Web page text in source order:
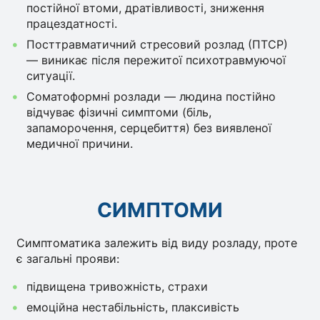
постійної втоми, дратівливості, зниження
працездатності.
Посттравматичний стресовий розлад (ПТСР)
— виникає після пережитої психотравмуючої
ситуації.
Соматоформні розлади — людина постійно
відчуває фізичні симптоми (біль,
запаморочення, серцебиття) без виявленої
медичної причини.
СИМПТОМИ
Симптоматика залежить від виду розладу, проте
є загальні прояви:
підвищена тривожність, страхи
емоційна нестабільність, плаксивість